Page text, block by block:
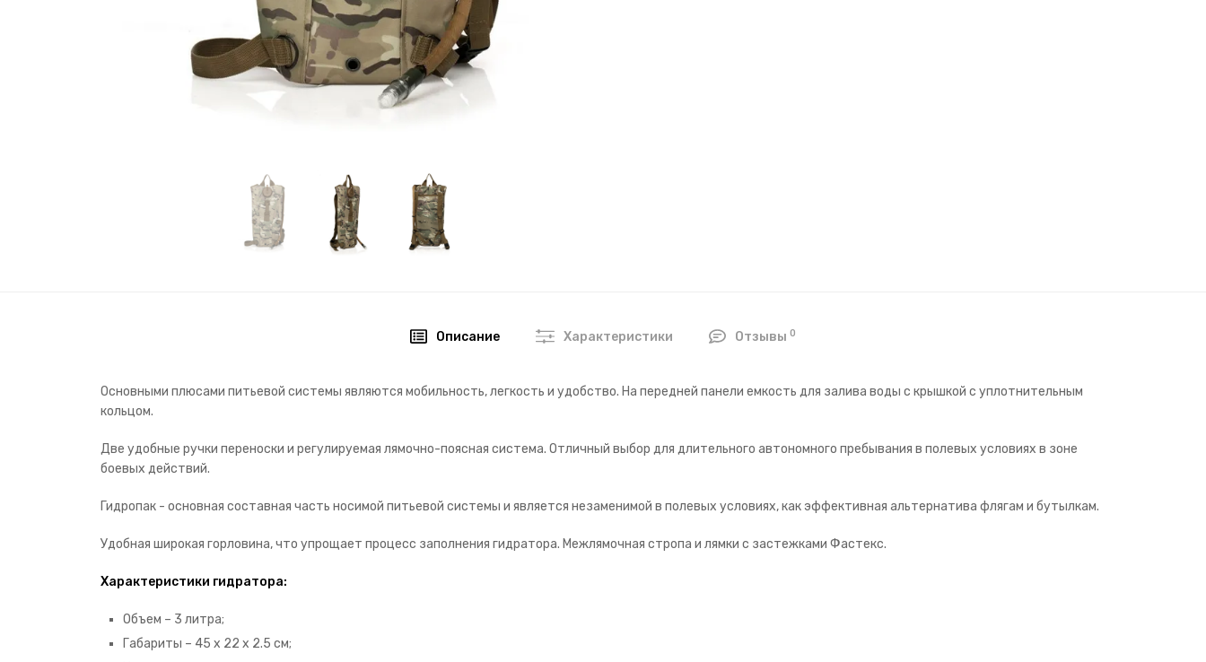
Описание Характеристики Отзывы 0
Основными плюсами питьевой системы являются мобильность, легкость и удобство. На передней панели емкость для залива воды с крышкой с уплотнительным
кольцом.
Две удобные ручки переноски и регулируемая лямочно-поясная система. Отличный выбор для длительного автономного пребывания в полевых условиях в зоне
боевых действий.
Гидропак - основная составная часть носимой питьевой системы и является незаменимой в полевых условиях, как эффективная альтернатива флягам и бутылкам.
Удобная широкая горловина, что упрощает процесс заполнения гидратора. Межлямочная стропа и лямки с застежками Фастекс.
Характеристики гидратора:
Объем – 3 литра;
Габариты – 45 х 22 х 2.5 см;